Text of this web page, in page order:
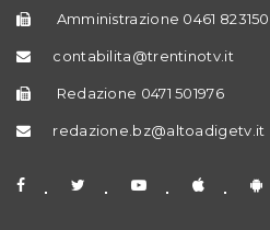
Amministrazione 0461 823150
contabilita@trentinotv.it
Redazione 0471 501976
redazione.bz@altoadigetv.it